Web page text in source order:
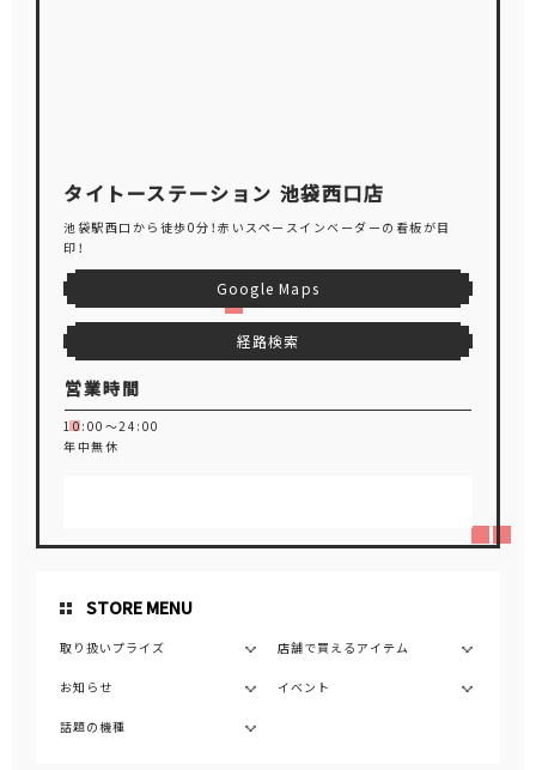
STORE MENU
取り扱いプライズ 店舗で買えるアイテム
お知らせ イベント
話題の機種
タイトーステーション 池袋西口店
池袋駅西口から徒歩0分！赤いスペースインベーダーの看板が目
印！
Google Maps
経路検索
営業時間
10:00～24:00
年中無休